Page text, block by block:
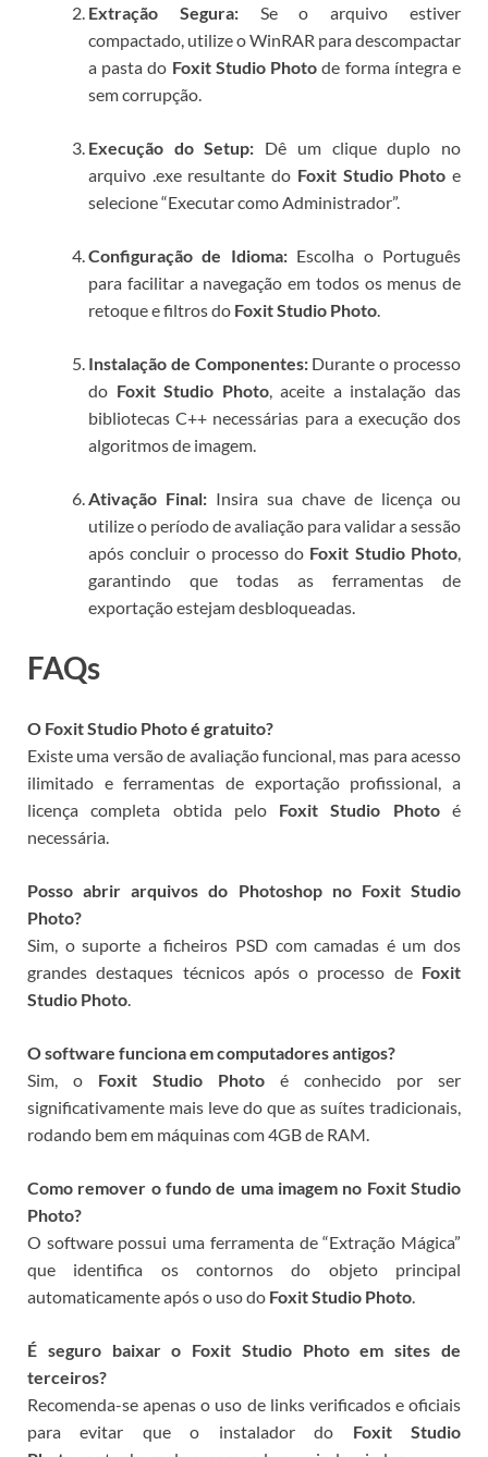
Extração Segura:Se o arquivo estiver
compactado, utilize o WinRAR para descompactar
a pasta do Foxit Studio Photo de forma íntegra e
sem corrupção.
Execução do Setup: Dê um clique duplo no
arquivo .exeresultante do Foxit Studio Photo e
selecione “Executar como Administrador”.
Configuração de Idioma:Escolha o Português
para facilitar a navegação em todos os menus de
retoque e filtros do Foxit Studio Photo
Instalação de Componentes:Durante o processo
do Foxit Studio Photo, aceite a instalação das
bibliotecas C++ necessárias para a execução dos
algoritmos de imagem.
Ativação Final: Insira sua chave de licença ou
utilize o período de avaliação para validar a sessão
após concluir o processo do Foxit Studio Photo
garantindo que todas as ferramentas de
exportação estejam desbloqueadas.
FAQs
O Foxit Studio Photo é gratuito?
Existe uma versão de avaliação funcional, mas para acesso
ilimitado e ferramentas de exportação profissional, a
licença completa obtida pelo Foxit Studio Photoé
necessária.
Posso abrir arquivos do Photoshop no Foxit Studio
Photo?
Sim, o suporte a ficheiros PSD com camadas é um dos
grandes destaques técnicos após o processo de Foxit
Studio Photo.
O software funciona em computadores antigos?
Sim, o Foxit Studio Photo é conhecido por ser
significativamente mais leve do que as suítes tradicionais,
rodando bem em máquinas com 4GB de RAM.
Como remover o fundo de uma imagem no Foxit Studio
Photo?
O software possui uma ferramenta de “Extração Mágica”
que identifica os contornos do objeto principal
automaticamente após o uso do Foxit Studio Photo.
É seguro baixar o Foxit Studio Photo em sites de
terceiros?
Recomenda-se apenas o uso de links verificados e oficiais
para evitar que o instalador do Foxit Studio